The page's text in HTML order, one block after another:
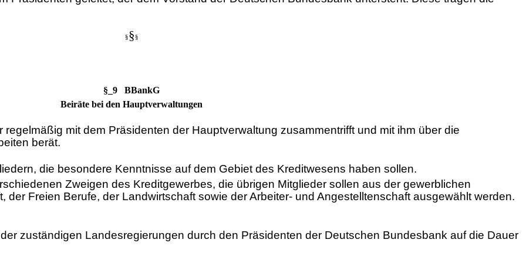
§§ §
§_9 BBankG
Beiräte bei den Hauptverwaltungen
mit dem Präsidenten der Hauptverwaltung zusammentrifft und mit ihm über die
berät.
die besondere Kenntnisse auf dem Gebiet des Kreditwesens haben sollen.
Zweigen des Kreditgewerbes, die übrigen Mitglieder sollen aus der gewerblichen
der Freien Berufe, der Landwirtschaft sowie der Arbeiter- und Angestelltenschaft ausgewählt werden.
zuständigen Landesregierungen durch den Präsidenten der Deutschen Bundesbank auf die Dauer